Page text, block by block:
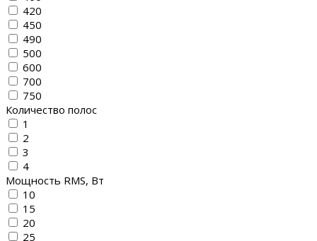
420
450
490
500
600
700
750
Количество полос
1
2
3
4
Мощность RMS, Вт
10
15
20
25